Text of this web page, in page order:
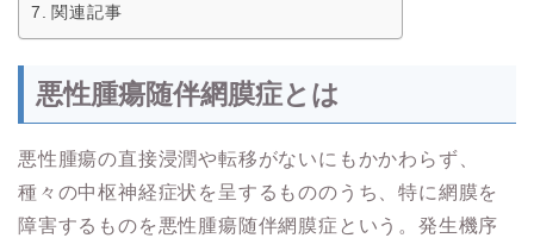
関連記事
悪性腫瘍随伴網膜症とは
悪性腫瘍の直接浸潤や転移がないにもかかわらず、
種々の中枢神経症状を呈するもののうち、特に網膜を
障害するものを悪性腫瘍随伴網膜症という。発生機序